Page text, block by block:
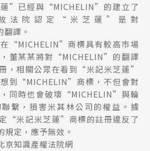
”已經與“MICHELIN”的建立了
法院認定“米芝蓮”是對
譯。
商標具有較高市場
董某某將對“MICHELIN”的翻譯
，相關公眾在看到“米記米芝蓮”
到“MICHELIN”商標，不但會對
同時也會破壞“MICHELIN”與輪
繫，損害米其林公司的權益。據
“米記米芝蓮”商標的註冊違反了
規定，應予無效。
知識產權法院網